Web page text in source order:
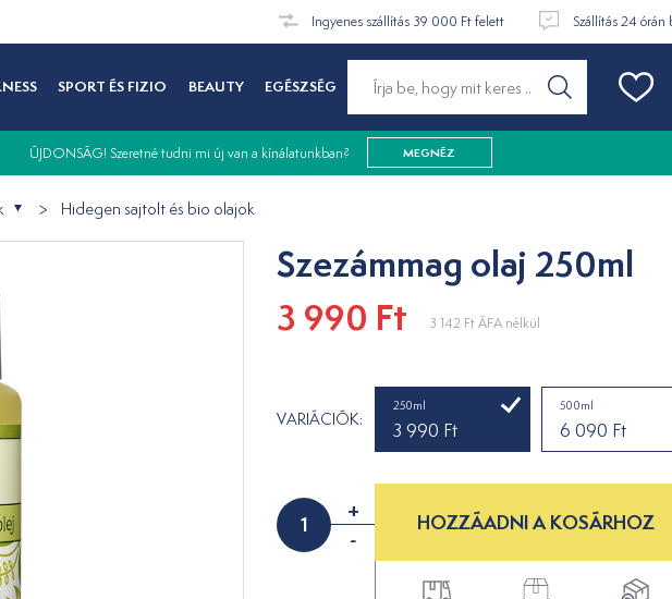
Ingyenes szállítás 39 000 Ft felett Szállítás 24 órán
SPORT ÉS FIZIO BEAUTY EGÉSZSÉG
ÚJDONSÁG! Szeretné tudni mi új van a kínálatunkban? MEGNÉZ
Hidegen sajtolt és bio olajok
Szezámmag olaj 250ml
3 990 Ft
3 142 FtÁFA nélkül
VARIÁCIÓK:
250ml
3 990 Ft
500ml
6 090 Ft
+
-
HOZZÁADNI A KOSÁRHOZ